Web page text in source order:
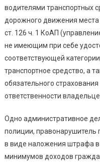
водителями транспортных
дорожного движения
ст. 126 ч. 1 КоАП
не имеющим при себе
соответствующей
транспортное средство, а
обязательного
ответственности
Одно административное
полиции, правонарушитель
в виде наложения штрафа
минимумов доходов